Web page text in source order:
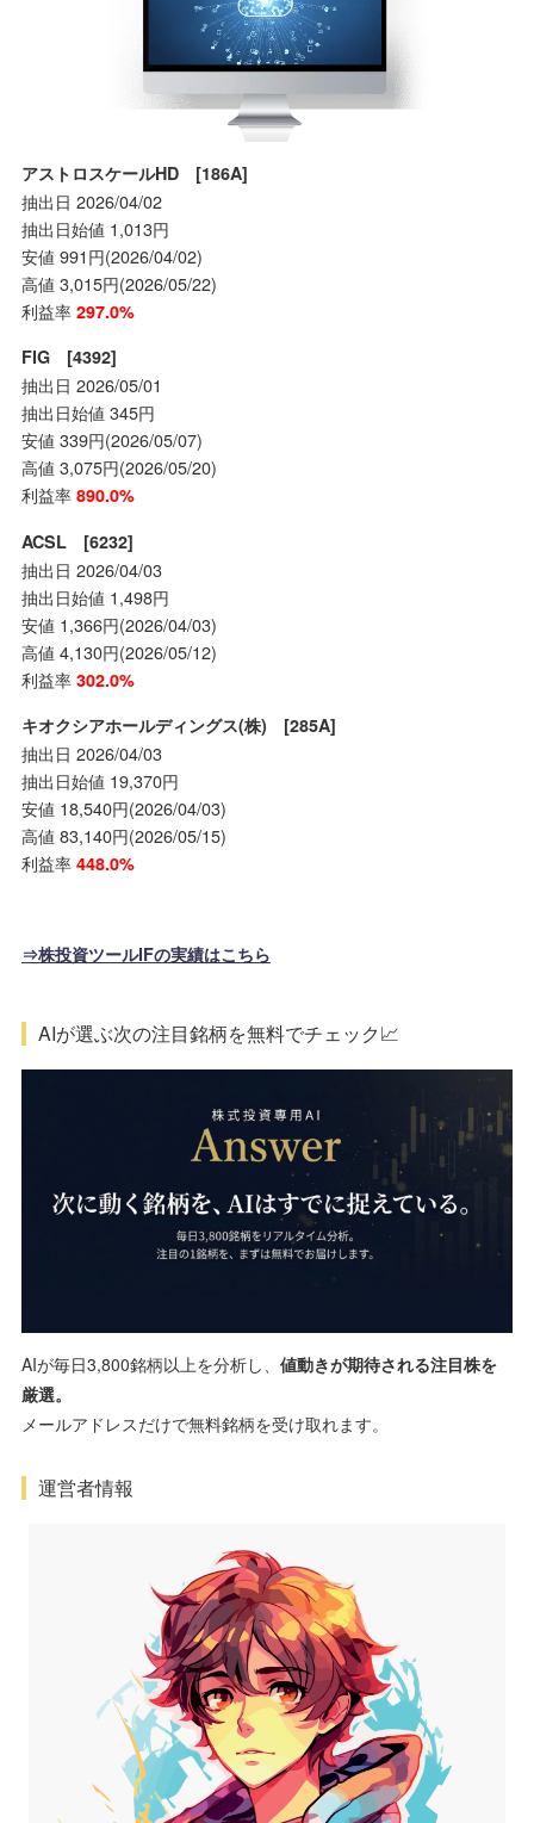
アストロスケールHD [186A]
抽出日 2026/04/02
抽出日始値 1,013円
安値 991円(2026/04/02)
高値 3,015円(2026/05/22)
利益率 297.0%
FIG [4392]
抽出日 2026/05/01
抽出日始値 345円
安値 339円(2026/05/07)
高値 3,075円(2026/05/20)
利益率 890.0%
ACSL [6232]
抽出日 2026/04/03
抽出日始値 1,498円
安値 1,366円(2026/04/03)
高値 4,130円(2026/05/12)
利益率 302.0%
キオクシアホールディングス(株) [285A]
抽出日 2026/04/03
抽出日始値 19,370円
安値 18,540円(2026/04/03)
高値 83,140円(2026/05/15)
利益率 448.0%
⇒株投資ツールIFの実績はこちら
AIが選ぶ次の注目銘柄を無料でチェック📈
AIが毎日3,800銘柄以上を分析し、 値動きが期待される注目株を
厳選。
メールアドレスだけで無料銘柄を受け取れます。
運営者情報